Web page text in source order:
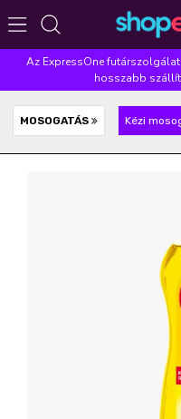
Népszerű kategóriák
Szépségápolás
Takarítás Baba-
Az ExpressOne
hosszabb
MOSOGATÁS Kézi